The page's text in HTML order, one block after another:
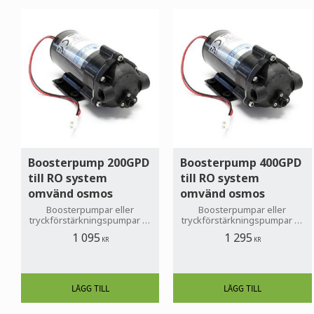
Boosterpump 200GPD
till RO system
omvänd osmos
Boosterpumpar eller
tryckförstärkningspumpar är
det idealiska tillägget till
system med RO om det
1 095 KR
Boosterpump 400GPD
till RO system
omvänd osmos
Boosterpumpar eller
tryckförstärkningspumpar är
det idealiska tillägget till
system med RO om det
1 295 KR